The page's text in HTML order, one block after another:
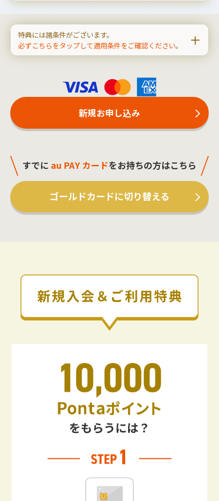
特典には諸条件がございます。
必ずこちらをタップして適用条件をご確認ください。
新規お申し込み
すでに au PAY カードをお持ちの方はこちら
ゴールドカードに切り替える